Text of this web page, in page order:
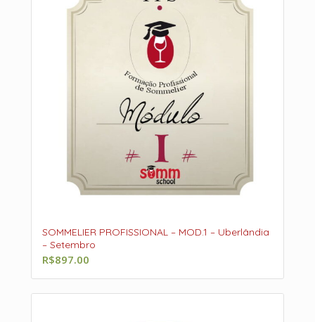
SOMMELIER PROFISSIONAL – MOD.1 – Uberlândia
– Setembro
R$897.00